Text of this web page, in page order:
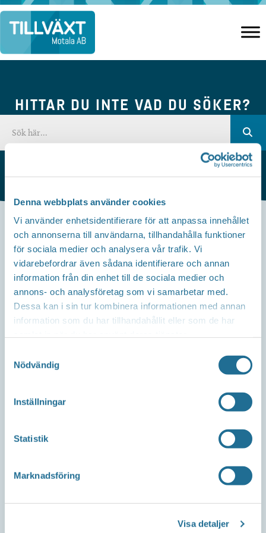
Denna webbplats använder cookies
Vi använder enhetsidentifierare för att anpassa innehållet
och annonserna till användarna, tillhandahålla funktioner
för sociala medier och analysera vår trafik. Vi
vidarebefordrar även sådana identifierare och annan
information från din enhet till de sociala medier och
annons- och analysföretag som vi samarbetar med.
Dessa kan i sin tur kombinera informationen med annan
information som du har tillhandahållit eller som de har
Nödvändig
Inställningar
Statistik
Marknadsföring
Visa detaljer
Hoppa
till
innehåll
HITTAR DU INTE VAD DU SÖKER?
Kontakta oss
Besöksadress
Repslagaregatan 13C
591 30 Motala